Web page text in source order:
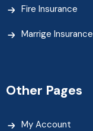
Fire Insurance
Marrige Insurance
Other Pages
My Account